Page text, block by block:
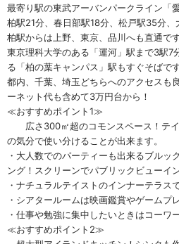
最寄り駅の東武アーバンパークライン「
柏駅21分、春日部駅18分、松戸駅35分、
柏駅からは上野、東京、品川へも直通で
東京理科大学のある「運河」駅まで3駅7
る「柏の葉キャンパス」駅もすぐそばで
都内、千葉、埼玉どちらへのアクセスも
ーネット代も含めて3万円台から！
≪おすすめポイント1≫
広さ300㎡超のコモンスペース！テイ
の気分で使い分けることが出来ます。
・大人数でのパーティーも出来るブルッ
ング！スクリーンでパブリックビューイ
・ナチュラルテイストのインナーテラス
・シアタールームは映画鑑賞やゲームプ
・仕事や勉強に集中したいときはコーワ
≪おすすめポイント2≫